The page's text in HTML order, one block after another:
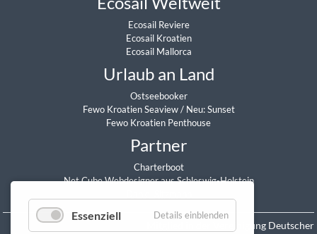
Ecosail Reviere
Ecosail Kroatien
Ecosail Mallorca
Urlaub an Land
Ostseebooker
Fewo Kroatien Seaview/ Neu: Sunset
Fewo Kroatien Penthouse
Partner
Charterboot
Net Cube Webdesigner aus Schleswig-Holstein
Mitglied in der Vereinigung Deutscher
Essenziell Details einblenden